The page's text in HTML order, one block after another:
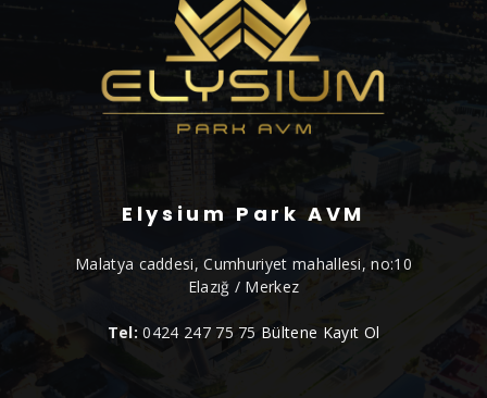
Elysium Park AVM
Malatya caddesi, Cumhuriyet mahallesi, no:10
Elazığ / Merkez
Tel: 0424 247 75 75 Bültene Kayıt Ol